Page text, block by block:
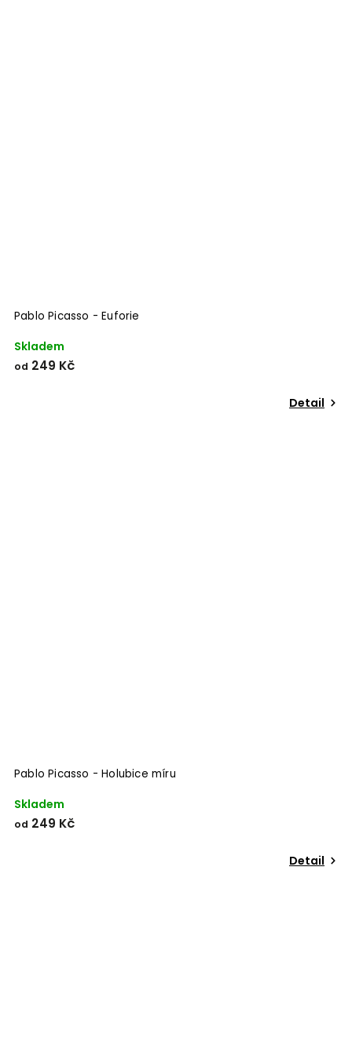
Pablo Picasso - Euforie
Skladem
od 249 Kč
Detail
Pablo Picasso - Holubice míru
Skladem
od 249 Kč
Detail